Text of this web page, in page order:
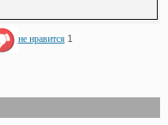
не нравится 1